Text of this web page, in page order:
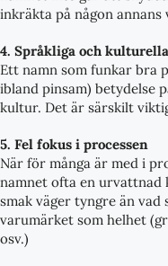
inkräkta på någon annans
4. Språkliga och
Ett namn som funkar bra
ibland pinsam) betydelse
kultur. Det är särskilt
5. Fel fokus i processen
När för många är med i
namnet ofta en urvattnad
smak väger tyngre än
varumärket som helhet
osv.)